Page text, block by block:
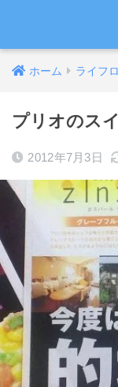
ホーム ライフ
プリオのス
2012年7月3日